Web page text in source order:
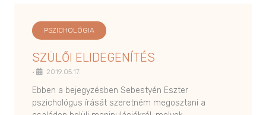
PSZICHOLÓGIA
SZÜLŐI ELIDEGENÍTÉS
• 2019.05.17.
Ebben a bejegyzésben Sebestyén Eszter
pszichológus írását szeretném megosztani a